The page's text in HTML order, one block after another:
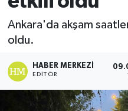
Ankara'da akşam
oldu.
HABER MERKEZI
EDITÖR
Ekonomi